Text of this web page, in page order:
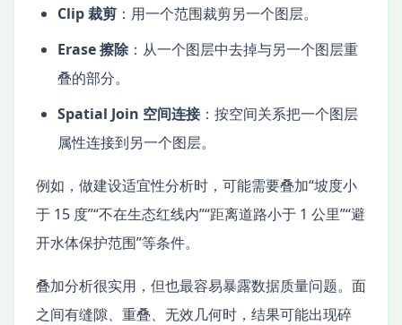
Clip 裁剪 ：用一个范围裁剪另一个图层。
Erase 擦除：从一个图层中去掉与另一个图层重
叠的部分。
Spatial Join 空间连接：按空间关系把一个图层
属性连接到另一个图层。
例如，做建设适宜性分析时，可能需要叠加“坡度小
于 15 度”“不在生态红线内”“距离道路小于 1 公里”“避
开水体保护范围”等条件。
叠加分析很实用，但也最容易暴露数据质量问题。面
之间有缝隙、重叠、无效几何时，结果可能出现碎